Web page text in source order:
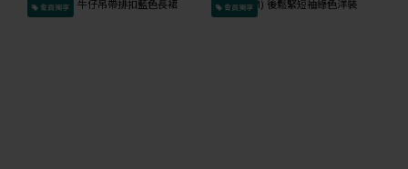
會員獨享 會員獨享